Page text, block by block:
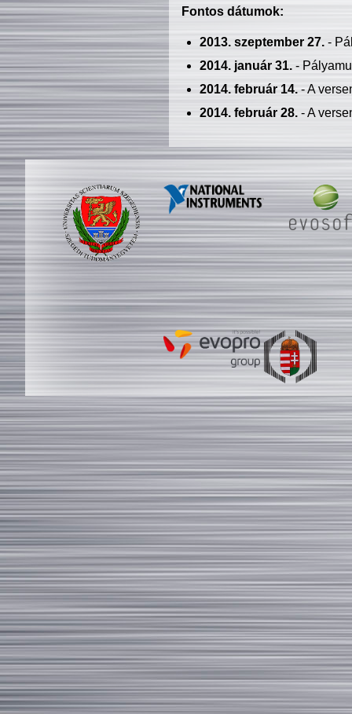
Fontos dátumok:
2013. szeptember 27.-
2014. január 31.-
2014. február 14.- A
2014. február 28.- A